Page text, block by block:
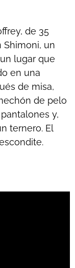
de 35
Shimoni, un
lugar que
en una
de misa,
de pelo
y,
ternero. El